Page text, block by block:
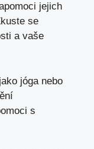
jejich
se
a vaše
jóga nebo
s